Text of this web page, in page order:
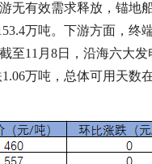
无有效需求释放，锚地
万吨。下游方面，
至11月8日，沿海六大
万吨，总体可用天数在